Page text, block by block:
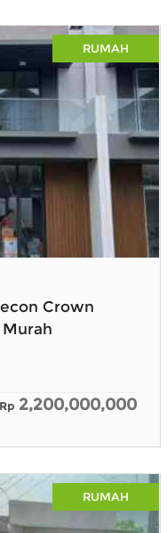
RUMAH
Crown
Murah
Rp 2,200,000,000
RUMAH